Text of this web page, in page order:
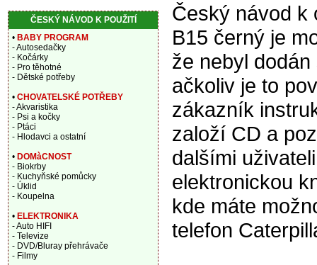
Český návod k
B15 černý je
že nebyl
ačkoliv je to
zákazník
založí CD a
dalšími
elektronickou
kde máte
telefon
ČESKÝ NÁVOD K POUŽITÍ
• BABY PROGRAM
- Autosedačky
- Kočárky
- Pro těhotné
- Dětské potřeby
• CHOVATELSKÉ POTŘEBY
- Akvaristika
- Psi a kočky
- Ptáci
- Hlodavci a ostatní
• DOMàCNOST
- Biokrby
- Kuchyňské pomůcky
- Úklid
- Koupelna
• ELEKTRONIKA
- Auto HIFI
- Televize
- DVD/Bluray přehrávače
- Filmy